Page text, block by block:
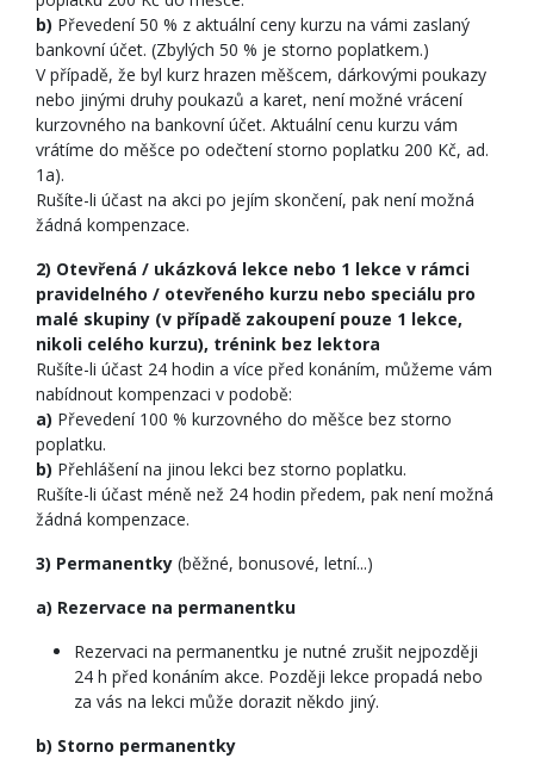
b) Převedení 50 % z aktuální ceny kurzu na vámi zaslaný
bankovní účet. (Zbylých 50 % je storno poplatkem.)
V případě, že byl kurz hrazen měšcem, dárkovými poukazy
nebo jinými druhy poukazů a karet, není možné vrácení
kurzovného na bankovní účet. Aktuální cenu kurzu vám
vrátíme do měšce po odečtení storno poplatku 200 Kč, ad.
1a).
Rušíte-li účast na akci po jejím skončení, pak není možná
žádná kompenzace.
2) Otevřená / ukázková lekce nebo 1 lekce v rámci
pravidelného / otevřeného kurzu nebo speciálu pro
malé skupiny (v případě zakoupení pouze 1 lekce,
nikoli celého kurzu), trénink bez lektora
Rušíte-li účast 24 hodin a více před konáním, můžeme vám
nabídnout kompenzaci v podobě:
a) Převedení 100 % kurzovného do měšce bez storno
poplatku.
b) Přehlášení na jinou lekci bez storno poplatku.
Rušíte-li účast méně než 24 hodin předem, pak není možná
žádná kompenzace.
3) Permanentky (běžné, bonusové, letní...)
a) Rezervace na permanentku
Rezervaci na permanentku je nutné zrušit nejpozději
24 h před konáním akce. Později lekce propadá nebo
za vás na lekci může dorazit někdo jiný.
b) Storno permanentky